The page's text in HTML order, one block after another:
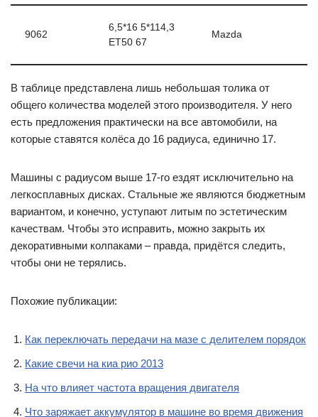
9062
6,5*16 5*114,3
ЕТ50 67
Mazda
В таблице представлена лишь небольшая толика от
общего количества моделей этого производителя. У него
есть предложения практически на все автомобили, на
которые ставятся колёса до 16 радиуса, единично 17.
Машины с радиусом выше 17-го ездят исключительно на
легкосплавных дисках. Стальные же являются бюджетным
вариантом, и конечно, уступают литым по эстетическим
качествам. Чтобы это исправить, можно закрыть их
декоративными колпаками – правда, придётся следить,
чтобы они не терялись.
Похожие публикации:
Как переключать передачи на мазе с делителем порядок
Какие свечи на киа рио 2013
На что влияет частота вращения двигателя
Что заряжает аккумулятор в машине во время движения